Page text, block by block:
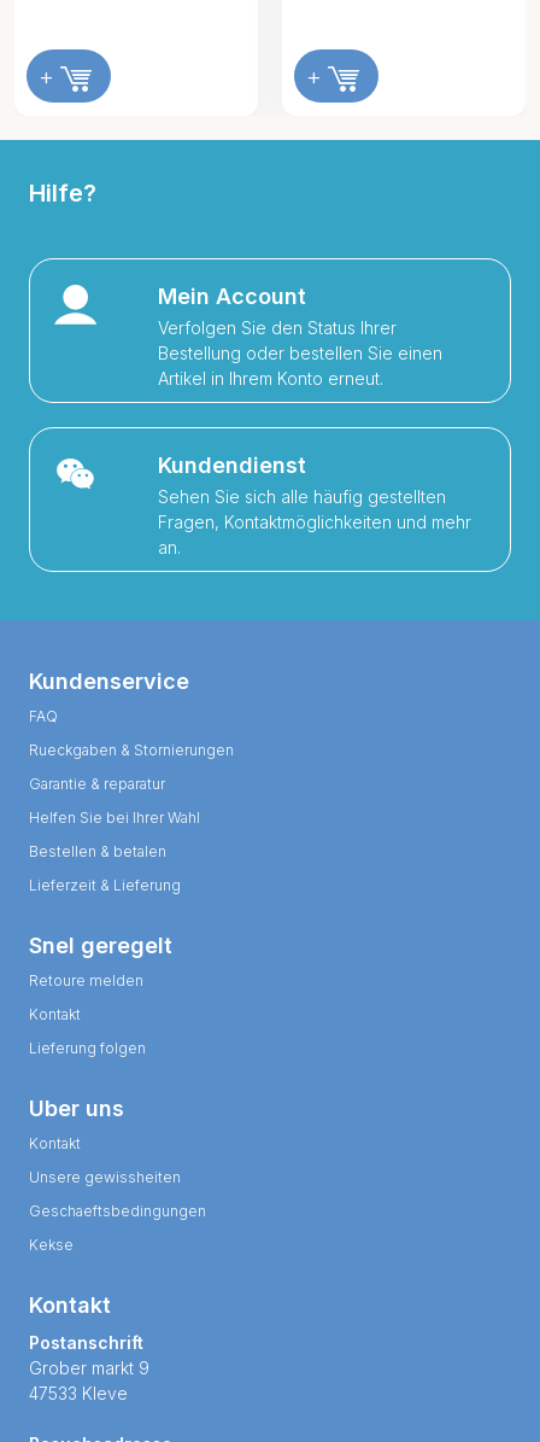
+ +
Hilfe?
Mein Account
Verfolgen Sie den Status Ihrer
Bestellung oder bestellen Sie einen
Artikel in Ihrem Konto erneut.
Kundendienst
Sehen Sie sich alle häufig gestellten
Fragen, Kontaktmöglichkeiten und mehr
an.
Kundenservice
FAQ
Rueckgaben & Stornierungen
Garantie & reparatur
Helfen Sie bei Ihrer Wahl
Bestellen & betalen
Lieferzeit & Lieferung
Snel geregelt
Retoure melden
Kontakt
Lieferung folgen
Uber uns
Kontakt
Unsere gewissheiten
Geschaeftsbedingungen
Kekse
Kontakt
Postanschrift
Grober markt 9
47533 Kleve